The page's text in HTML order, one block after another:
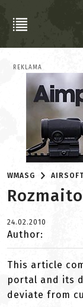
REKLAMA
WMASG AIRSOFT
24.02.2010
Author:
This article
portal and its
deviate from